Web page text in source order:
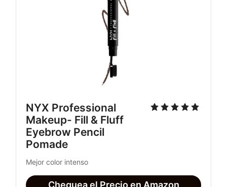
NYX Professional
Makeup- Fill & Fluff
Eyebrow Pencil
Pomade
Mejor color intenso
Chequea el Precio en Amazon